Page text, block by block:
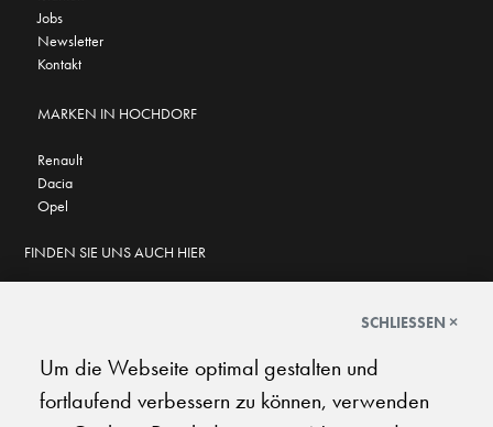
Jobs
Newsletter
Kontakt
MARKEN IN HOCHDORF
Renault
Dacia
Opel
FINDEN SIE UNS AUCH HIER
4.7 ★★★★★
★★★★★
SCHLIESSEN ×
Um die Webseite optimal gestalten und
fortlaufend verbessern zu können, verwenden